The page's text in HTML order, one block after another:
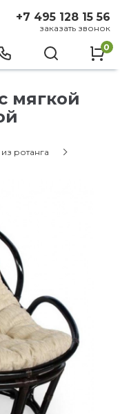
+7 495 128 15 56
заказать звонок
0
мягкой
ротанга